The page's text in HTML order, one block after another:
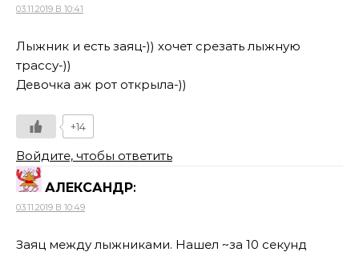
03.11.2019 В 10:41
Лыжник и есть заяц-)) хочет срезать лыжную
трассу-))
Девочка аж рот открыла-))
+14
Войдите, чтобы ответить
АЛЕКСАНДР:
03.11.2019 В 10:49
Заяц между лыжниками. Нашел ~за 10 секунд